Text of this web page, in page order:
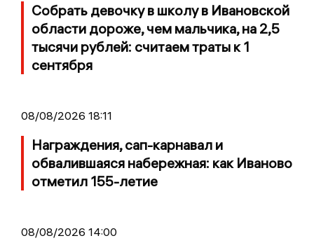
Собрать девочку в школу в Ивановской
области дороже, чем мальчика, на 2,5
тысячи рублей: считаем траты к 1
сентября
08/08/2026 18:11
Награждения, сап-карнавал и
обвалившаяся набережная: как Иваново
отметил 155-летие
08/08/2026 14:00